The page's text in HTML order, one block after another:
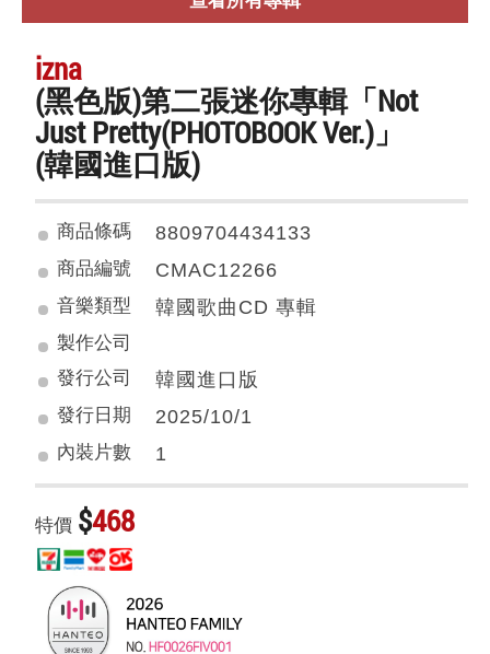
izna
(黑色版)第二張迷你專輯「Not
Just Pretty(PHOTOBOOK Ver.)」
(韓國進口版)
商品條碼 8809704434133
商品編號 CMAC12266
音樂類型 韓國歌曲CD 專輯
製作公司
發行公司
韓國進口版
發行日期 2025/10/1
內裝片數 1
特價 $468